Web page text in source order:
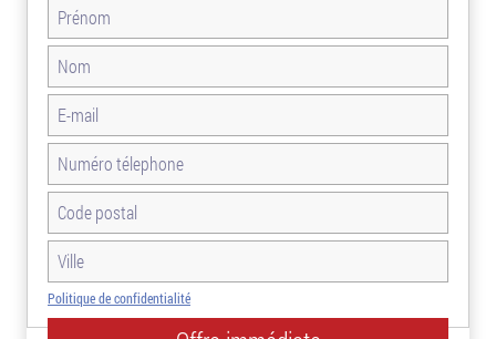
Politique de confidentialité